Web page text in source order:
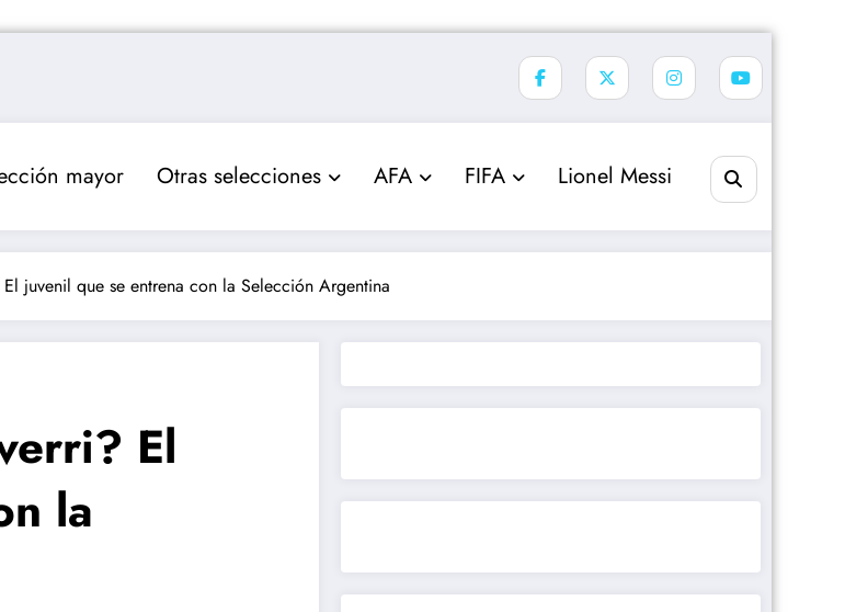
mayor Otras selecciones AFA FIFA Lionel Messi
juvenil que se entrena con la Selección Argentina
El
la